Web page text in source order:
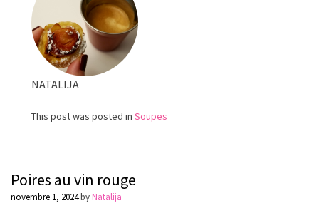
NATALIJA
This post was posted in Soupes
Poires au vin rouge
novembre 1, 2024byNatalija